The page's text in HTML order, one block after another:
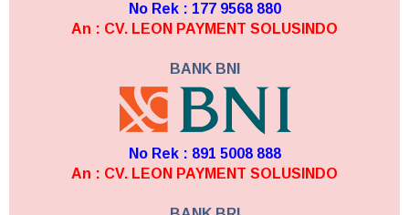
No Rek : 177 9568 880
An : CV. LEON PAYMENT SOLUSINDO
BANK BNI
No Rek : 891 5008 888
An : CV. LEON PAYMENT SOLUSINDO